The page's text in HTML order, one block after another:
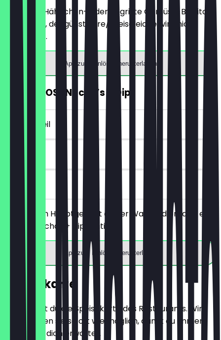
Bestelle 2 Hähnchen- oder gegrillte Gemüse-Burritos
nach Wahl, der günstigere/preisgleiche wird nicht
berechnet.
App zum Einlösen herunterladen
KOSTENLOSE Nacho’s + Dip.
~€ 5 Vorteil
90 Tage
Bestelle ein Hauptgericht deiner Wahl und erhalte eine
Portion Nachos + Dip gratis.
App zum Einlösen herunterladen
Speisekarte
Hier findest du die Speisekarte des Restaurants. Wir
aktualisieren sie so oft wie möglich, damit du immer
weißt, was dich erwartet.